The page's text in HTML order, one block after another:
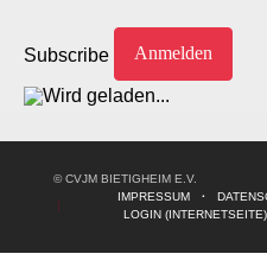
Subscribe
© CVJM BIETIGHEIM E.V.
IMPRESSUM
LOGIN (INTERNETSEITE)